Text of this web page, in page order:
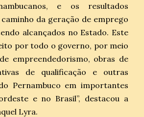
e os resultados
da geração de emprego
alcançados no Estado. Este
por todo o governo, por meio
empreendedorismo, obras de
de qualificação e outras
Pernambuco em importantes
e no Brasil”, destacou a
Lyra.